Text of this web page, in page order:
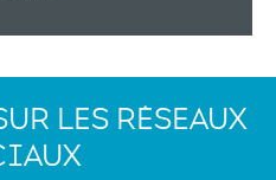
LES RÉSEAUX